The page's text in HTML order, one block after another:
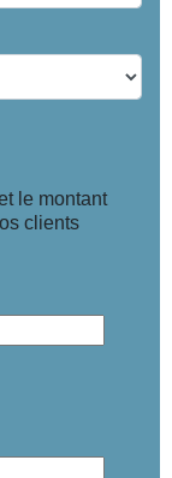
le montant
clients